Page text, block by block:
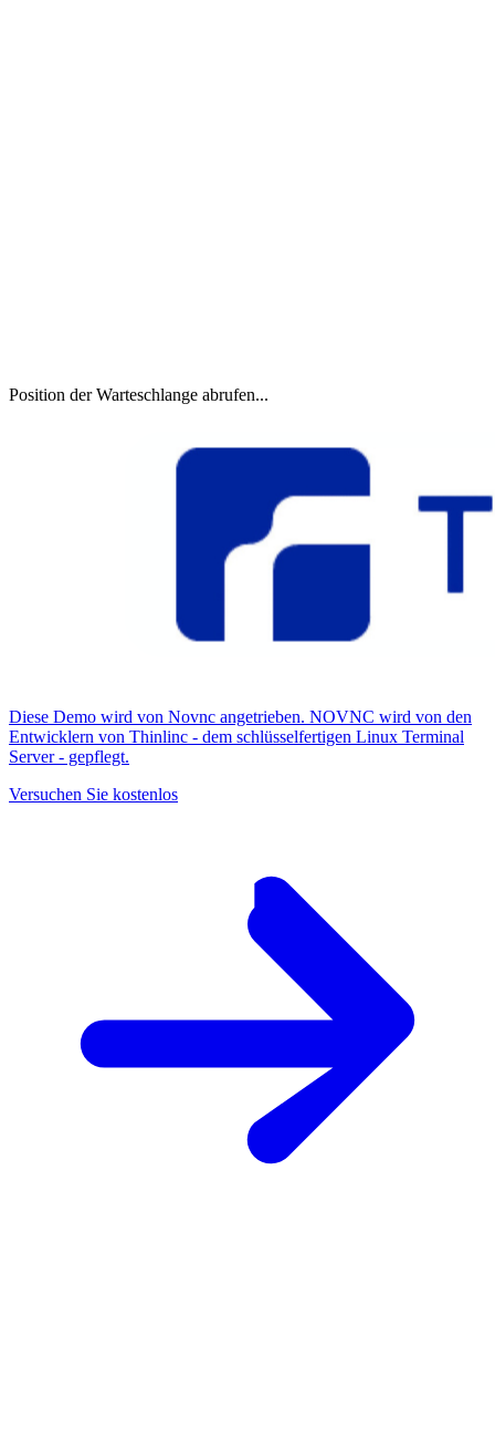
Position der Warteschlange abrufen...
Diese Demo wird von Novnc angetrieben. NOVNC wird von den
Entwicklern von Thinlinc - dem schlüsselfertigen Linux Terminal
Server - gepflegt.
Versuchen Sie kostenlos